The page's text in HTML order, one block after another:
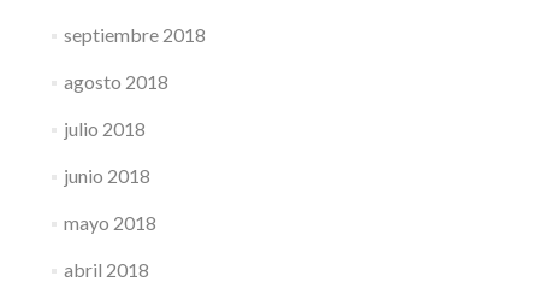
septiembre 2018
agosto 2018
julio 2018
junio 2018
mayo 2018
abril 2018